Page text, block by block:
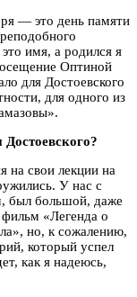
— это день памяти
имя, а родился я
Оптиной
для Достоевского
для одного из
на свои лекции на
У нас с
был большой, даже
«Легенда о
но, к сожалению,
который успел
как я надеюсь,